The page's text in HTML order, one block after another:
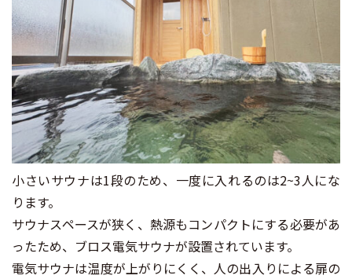
小さいサウナは1段のため、一度に入れるのは2~3人にな
ります。
サウナスペースが狭く、熱源もコンパクトにする必要があ
ったため、ブロス電気サウナが設置されています。
電気サウナは温度が上がりにくく、人の出入りによる扉の